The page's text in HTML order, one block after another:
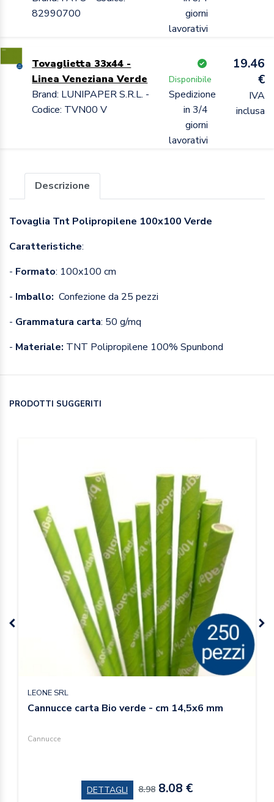
82990700
giorni
lavorativi
Tovaglietta 33x44 -
Linea Veneziana Verde
Brand: LUNIPAPER S.R.L. -
Codice: TVN00 V
Disponibile
Spedizione
in 3/4
giorni
lavorativi
19.46
€
IVA
inclusa
Descrizione
Tovaglia Tnt Polipropilene 100x100 Verde
Caratteristiche:
- Formato: 100x100 cm
- Imballo: Confezione da 25 pezzi
- Grammatura carta: 50 g/mq
- Materiale: TNT Polipropilene 100% Spunbond
PRODOTTI SUGGERITI
LEONE SRL
Cannucce carta Bio verde - cm 14,5x6 mm
Cannucce
DETTAGLI 8.98 8.08 €